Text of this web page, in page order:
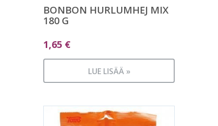
BONBON HURLUMHEJ MIX
180 G
1,65 €
LUE LISÄÄ »